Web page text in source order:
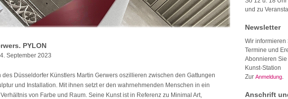
PYLON
September 2023
des Düsseldorfer Künstlers Martin Gerwers oszillieren zwischen den Gattungen
und Installation. Mit ihnen setzt er den wahrnehmenden Menschen in ein
von Farbe und Raum. Seine Kunst ist in Referenz zu Minimal Art,
und zu
Newsletter
Wir informieren
Termine und
Abonnieren
Kunst-Station
Zur Anmeldung.
Anschrift